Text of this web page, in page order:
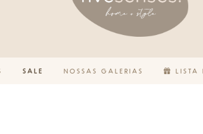
SALE NOSSAS GALERIAS LISTA